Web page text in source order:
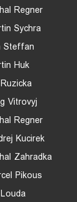
Regner
Sychra
Steffan
Huk
Vitrovyj
Regner
Kucirek
Zahradka
Pikous